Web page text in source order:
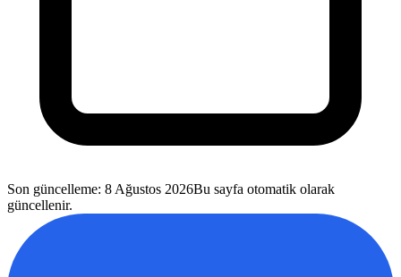
Son güncelleme: 8 Ağustos 2026Bu sayfa otomatik olarak
güncellenir.